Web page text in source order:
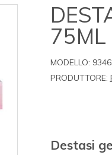
75ML
MODELLO:
PRODUTTORE:
Destasi